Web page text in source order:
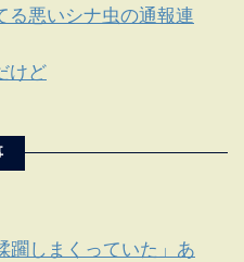
る悪いシナ虫の通報連
けど
躙しまくっていた」あ